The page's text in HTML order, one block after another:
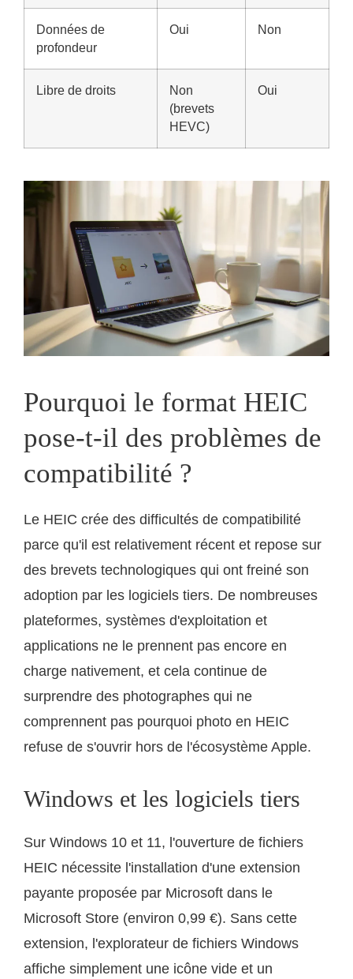
Données de
profondeur
Oui Non
Libre de droits
Non
(brevets
HEVC)
Oui
Pourquoi le format HEIC
pose-t-il des problèmes de
compatibilité ?
Le HEIC crée des difficultés de compatibilité
parce qu'il est relativement récent et repose sur
des brevets technologiques qui ont freiné son
adoption par les logiciels tiers. De nombreuses
plateformes, systèmes d'exploitation et
applications ne le prennent pas encore en
charge nativement, et cela continue de
surprendre des photographes qui ne
comprennent pas pourquoi photo en HEIC
refuse de s'ouvrir hors de l'écosystème Apple.
Windows et les logiciels tiers
Sur Windows 10 et 11, l'ouverture de fichiers
HEIC nécessite l'installation d'une extension
payante proposée par Microsoft dans le
Microsoft Store (environ 0,99 €). Sans cette
extension, l'explorateur de fichiers Windows
affiche simplement une icône vide et un